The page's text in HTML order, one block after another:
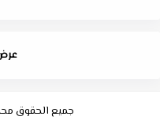
جميع الحقوق